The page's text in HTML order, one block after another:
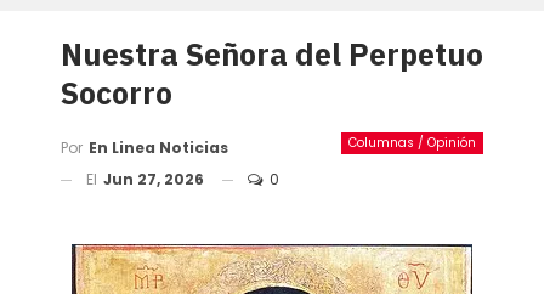
Nuestra Señora del Perpetuo
Socorro
Columnas / Opinión
Por En Linea Noticias
El Jun 27, 2026 0